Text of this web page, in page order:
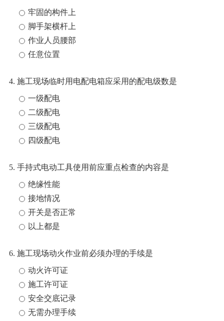
牢固的构件上
脚手架横杆上
作业人员腰部
任意位置
4. 施工现场临时用电配电箱应采用的配电级数是
一级配电
二级配电
三级配电
四级配电
5. 手持式电动工具使用前应重点检查的内容是
绝缘性能
接地情况
开关是否正常
以上都是
6. 施工现场动火作业前必须办理的手续是
动火许可证
施工许可证
安全交底记录
无需办理手续